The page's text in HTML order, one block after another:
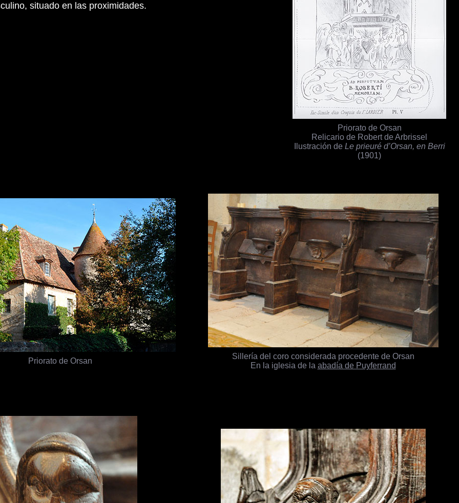
situado en las proximidades.
Priorato de Orsan
Relicario de Robert de Arbrissel
Ilustración de Le prieuré d’Orsan, en Berri
(1901)
Priorato de Orsan
Sillería del coro considerada procedente de Orsan
En la iglesia de la abadía de Puyferrand